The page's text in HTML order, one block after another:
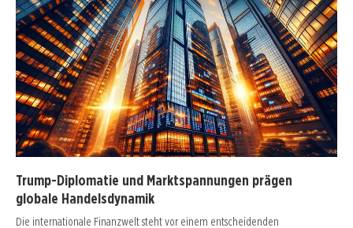
Trump-Diplomatie und Marktspannungen prägen
globale Handelsdynamik
Die internationale Finanzwelt steht vor einem entscheidenden